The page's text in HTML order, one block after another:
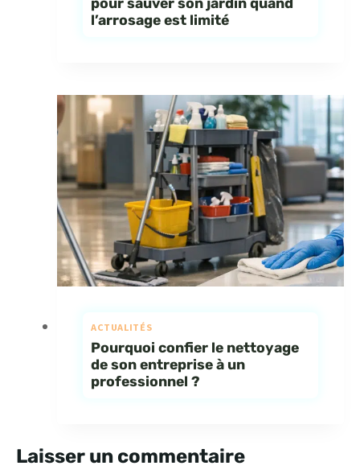
l’arrosage est limité
ACTUALITÉS
Pourquoi confier le nettoyage
de son entreprise à un
professionnel ?
Laisser un commentaire